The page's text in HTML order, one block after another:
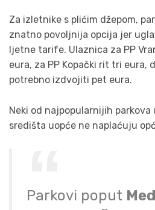
Za izletnike s plićim džepom,
znatno povoljnija opcija jer
ljetne tarife. Ulaznica za PP
eura, za PP Kopački rit tri eura,
potrebno izdvojiti pet eura.
Neki od najpopularnijih
središta uopće ne naplaćuju
Parkovi poput